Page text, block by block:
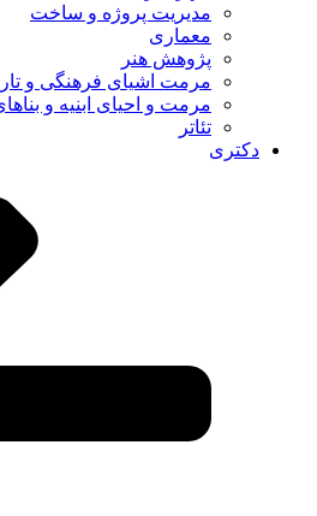
مدیریت پروژه و ساخت
معماری
پژوهش هنر
مرمت اشیای فرهنگی و
مرمت و احیای ابنیه و
تئاتر
دکتری